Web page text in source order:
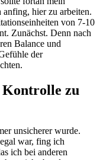
hier zu arbeiten.
von 7-10
Zunächst. Denn nach
Balance und
der
Kontrolle zu
unsicherer wurde.
war, fing ich
ich bei anderen